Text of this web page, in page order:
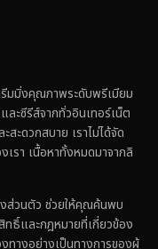
มิ่งคุณภาพระดับพรีเมียม
ะซีรีส์จากทั่วอินเทอร์เน็ต
สะดวกสบาย เราไม่ได้จัด
เรา เนื้อหาทั้งหมดมาจากลิ
ส่วนตัว ช่วยให้คุณค้นพบ
ทธิ์และกฎหมายที่เกี่ยวข้อง
ทางอย่างเป็นทางการของผู้